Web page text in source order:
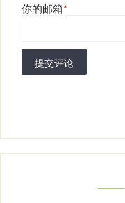
你的邮箱*
提交评论